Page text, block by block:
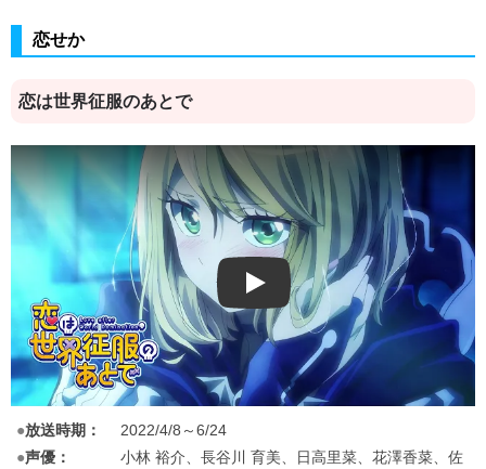
恋せか
恋は世界征服のあとで
Play
●放送時期：
2022/4/8～6/24
●声優： 小林 裕介、長谷川 育美、日高里菜、花澤香菜、佐